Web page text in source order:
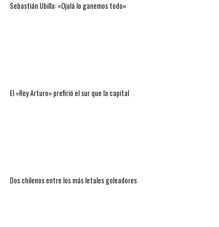
Sebastián Ubilla: «Ojalá lo ganemos todo»
El «Rey Arturo» prefirió el sur que la capital
Dos chilenos entre los más letales goleadores